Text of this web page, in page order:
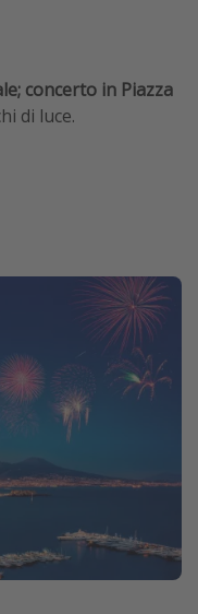
concerto in Piazza
di luce.